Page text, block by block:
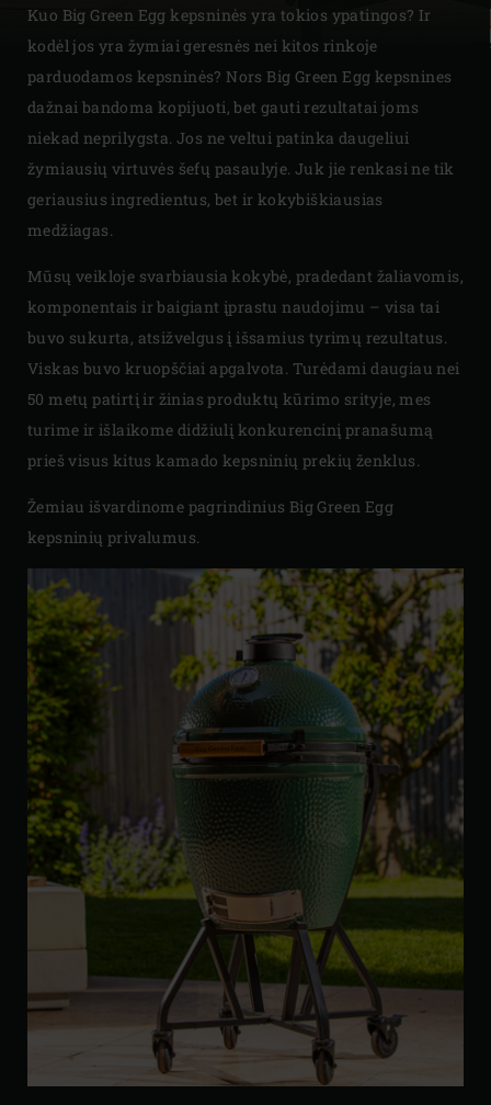
Kuo Big Green Egg kepsninės yra tokios ypatingos? Ir
kodėl jos yra žymiai geresnės nei kitos rinkoje
parduodamos kepsninės? Nors Big Green Egg kepsnines
dažnai bandoma kopijuoti, bet gauti rezultatai joms
niekad neprilygsta. Jos ne veltui patinka daugeliui
žymiausių virtuvės šefų pasaulyje. Juk jie renkasi ne tik
geriausius ingredientus, bet ir kokybiškiausias
medžiagas.
Mūsų veikloje svarbiausia kokybė, pradedant žaliavomis,
komponentais ir baigiant įprastu naudojimu – visa tai
buvo sukurta, atsižvelgus į išsamius tyrimų rezultatus.
Viskas buvo kruopščiai apgalvota. Turėdami daugiau nei
50 metų patirtį ir žinias produktų kūrimo srityje, mes
turime ir išlaikome didžiulį konkurencinį pranašumą
prieš visus kitus kamado kepsninių prekių ženklus.
Žemiau išvardinome pagrindinius Big Green Egg
kepsninių privalumus.